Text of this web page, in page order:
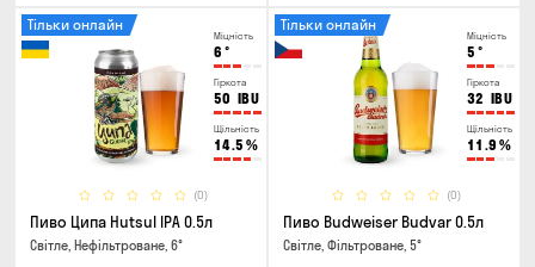
Міцність
6 °
Гіркота
50 IBU
Щільність
14.5 %
(0)
Тільки онлайн
Пиво Ципа Hutsul IPA 0.5л
Світле, Нефільтроване, 6°
Міцність
5 °
Гіркота
32 IBU
Щільність
11.9 %
(0)
Тільки онлайн
Пиво Budweiser Budvar 0.5л
Світле, Фільтроване, 5°